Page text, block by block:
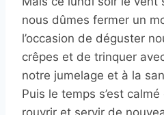
nous dûmes fermer un
l’occasion de déguster
crêpes et de trinquer
notre jumelage et à la
Puis le temps s’est
rouvrir et servir de